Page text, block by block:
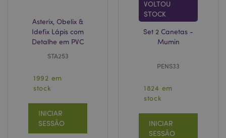
Asterix, Obelix &
Idefix Lápis com
Detalhe em PVC
STA253
1992 em
stock
INICIAR
SESSÃO
VOLTOU
STOCK
Set 2 Canetas -
Mumin
PENS33
1824 em
stock
INICIAR
SESSÃO
mage-cache-storage-section-
invalidation
Adobe Inc.
www.puckator.pt
PHPSESSID
PHP.net
Política de Privacidade da
Google